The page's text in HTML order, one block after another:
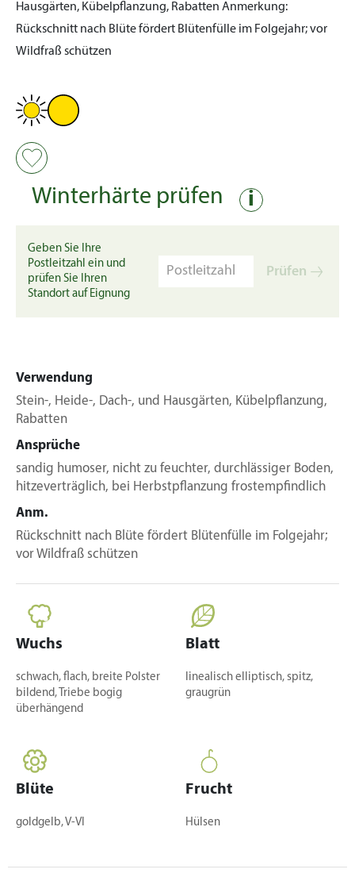
Hausgärten, Kübelpflanzung, Rabatten Anmerkung:
Rückschnitt nach Blüte fördert Blütenfülle im Folgejahr; vor
Wildfraß schützen
Winterhärte prüfen i
Geben Sie Ihre
Postleitzahl ein und
prüfen Sie Ihren
Standort auf Eignung
Prüfen
Verwendung
Stein-, Heide-, Dach-, und Hausgärten, Kübelpflanzung,
Rabatten
Ansprüche
sandig humoser, nicht zu feuchter, durchlässiger Boden,
hitzeverträglich, bei Herbstpflanzung frostempfindlich
Anm.
Rückschnitt nach Blüte fördert Blütenfülle im Folgejahr;
vor Wildfraß schützen
Wuchs
schwach, flach, breite Polster
bildend, Triebe bogig
überhängend
Blatt
linealisch elliptisch, spitz,
graugrün
Blüte
goldgelb, V-VI
Frucht
Hülsen